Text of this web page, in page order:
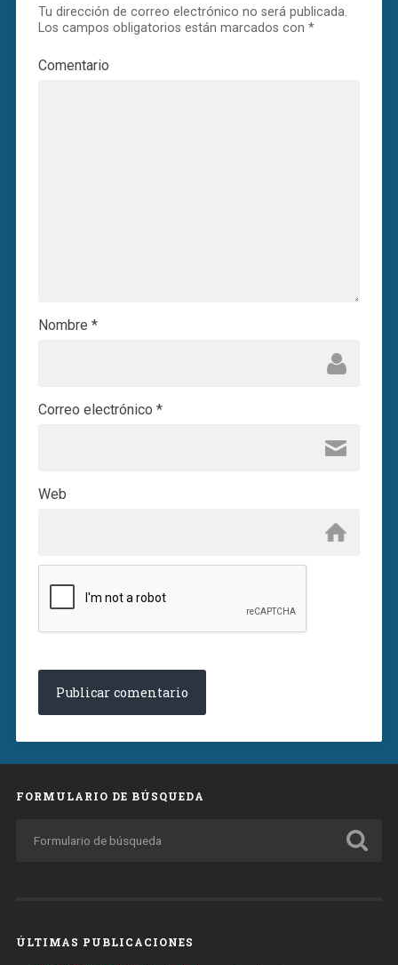
Tu dirección de correo electrónico no será publicada.
Los campos obligatorios están marcados con *
Comentario
Nombre *
Correo electrónico *
Web
FORMULARIO DE BÚSQUEDA
ÚLTIMAS PUBLICACIONES